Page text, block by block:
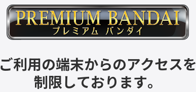
ご利用の端末からのアクセスを
制限しております。